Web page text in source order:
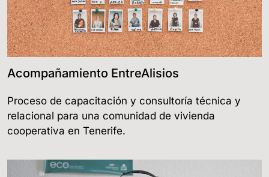
Acompañamiento EntreAlisios
Proceso de capacitación y consultoría técnica y
relacional para una comunidad de vivienda
cooperativa en Tenerife.